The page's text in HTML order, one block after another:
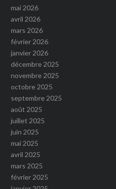
mai 2026
avril 2026
mars 2026
février 2026
janvier 2026
décembre 2025
novembre 2025
octobre 2025
septembre 2025
août 2025
juillet 2025
juin 2025
mai 2025
avril 2025
mars 2025
février 2025